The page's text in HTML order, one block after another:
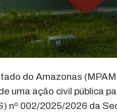
do Amazonas
uma ação civil pública
nº 002/2025/2026 da